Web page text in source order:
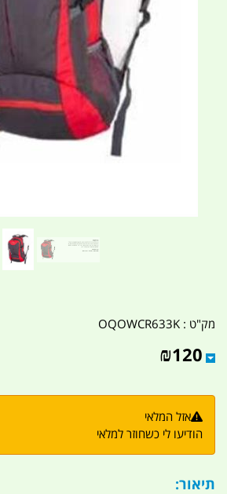
מק"ט : OQOWCR633K
₪120
אזל המלאי
הודיעו לי כשחוזר למלאי
תיאור: